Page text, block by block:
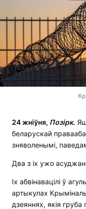
24 жніўня, Позірк.
беларускай
зняволенымі,
Два з іх ужо
Іх абвінавацілі ў
артыкулах
дзеяннях, якія